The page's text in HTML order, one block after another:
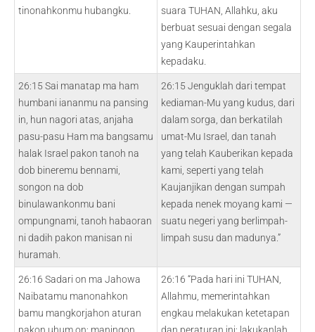
tinonahkonmu hubangku.
suara TUHAN, Allahku, aku
berbuat sesuai dengan segala
yang Kauperintahkan
kepadaku.
26:15 Sai manatap ma ham
humbani iananmu na pansing
in, hun nagori atas, anjaha
pasu-pasu Ham ma bangsamu
halak Israel pakon tanoh na
dob bineremu bennami,
songon na dob
binulawankonmu bani
ompungnami, tanoh habaoran
ni dadih pakon manisan ni
huramah.
26:15 Jenguklah dari tempat
kediaman-Mu yang kudus, dari
dalam sorga, dan berkatilah
umat-Mu Israel, dan tanah
yang telah Kauberikan kepada
kami, seperti yang telah
Kaujanjikan dengan sumpah
kepada nenek moyang kami —
suatu negeri yang berlimpah-
limpah susu dan madunya.”
26:16 Sadari on ma Jahowa
Naibatamu manonahkon
bamu mangkorjahon aturan
26:16 “Pada hari ini TUHAN,
Allahmu, memerintahkan
engkau melakukan ketetapan